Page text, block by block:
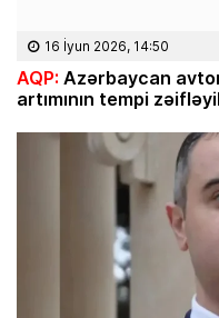
16 İyun 2026, 14:50
AQP: Azərbaycan
artımının tempi